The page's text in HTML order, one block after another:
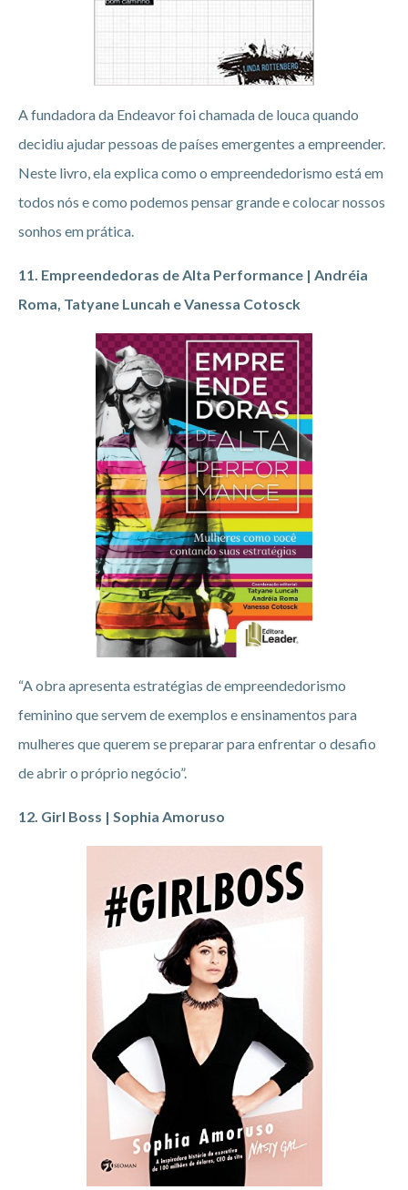
A fundadora da Endeavor foi chamada de louca quando
decidiu ajudar pessoas de países emergentes a empreender.
Neste livro, ela explica como o empreendedorismo está em
todos nós e como podemos pensar grande e colocar nossos
sonhos em prática.
11. Empreendedoras de Alta Performance | Andréia
Roma, Tatyane Luncah e Vanessa Cotosck
“A obra apresenta estratégias de empreendedorismo
feminino que servem de exemplos e ensinamentos para
mulheres que querem se preparar para enfrentar o desafio
de abrir o próprio negócio”.
12. Girl Boss | Sophia Amoruso